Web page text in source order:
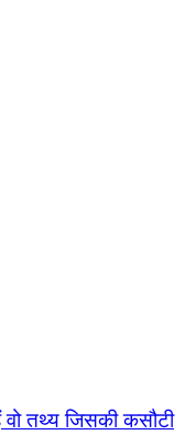
तथ्य जिसकी कसौटी